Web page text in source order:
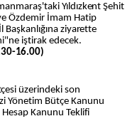
Yıldızkent Şehit
Özdemir İmam Hatip
ziyarette
iştirak edecek.
16.00)
üzerindeki son
Yönetim Bütçe Kanunu
Hesap Kanunu Teklifi